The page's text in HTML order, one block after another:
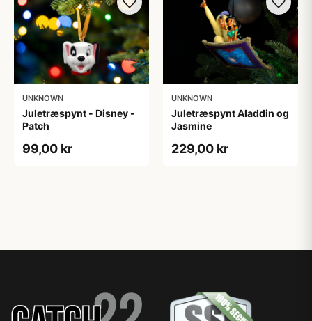
UNKNOWN
Juletræspynt - Disney -
Patch
99,00 kr
UNKNOWN
Juletræspynt Aladdin og
Jasmine
229,00 kr